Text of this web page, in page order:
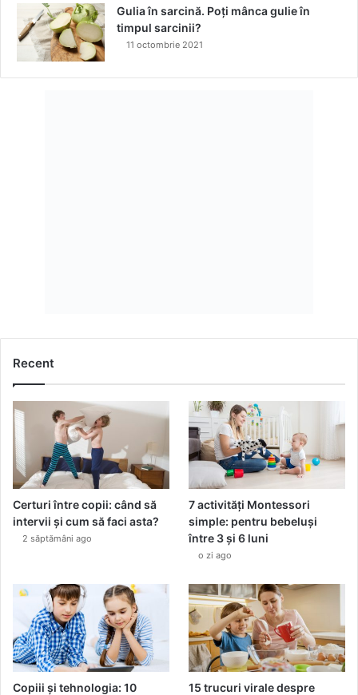
Gulia în sarcină. Poți mânca gulie în
timpul sarcinii?
11 octombrie 2021
Recent
Certuri între copii: când să
intervii și cum să faci asta?
2 săptămâni ago
7 activități Montessori
simple: pentru bebeluși
între 3 și 6 luni
o zi ago
Copiii și tehnologia: 10 15 trucuri virale despre